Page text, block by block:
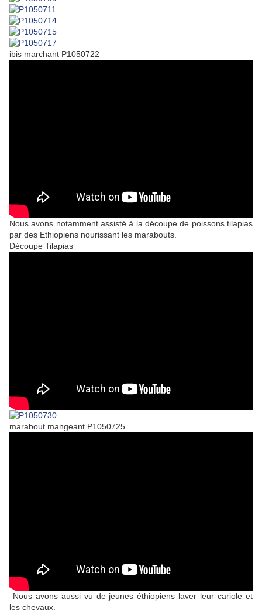
ibis marchant P1050722
Nous avons notamment assisté à la découpe de poissons tilapias
par des Ethiopiens nourissant les marabouts.
Découpe Tilapias
marabout mangeant P1050725
Nous avons aussi vu de jeunes éthiopiens laver leur cariole et
les chevaux.